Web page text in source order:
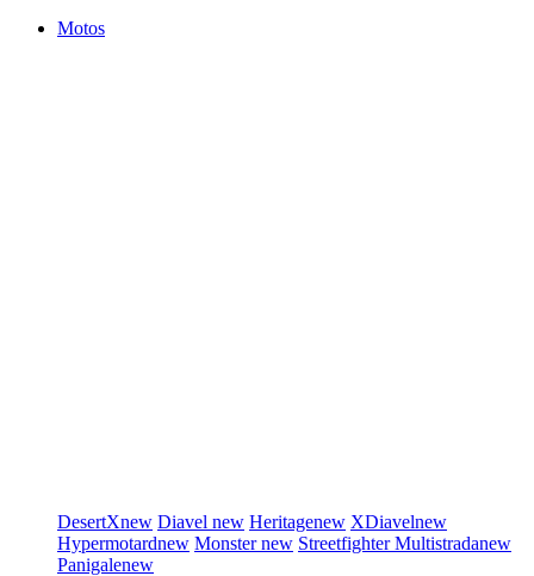
Motos
DesertXnew Diavel new Heritagenew XDiavelnew
Hypermotardnew Monsternew StreetfighterMultistradanew
Panigalenew